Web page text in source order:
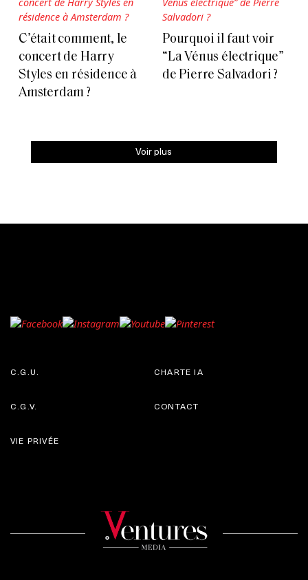
C’était comment, le
concert de Harry
Styles en résidence à
Amsterdam ?
Pourquoi il faut voir
“La Vénus électrique”
de Pierre Salvadori ?
Voir plus
C.G.U.
C.G.V.
CHARTE IA
CONTACT
VIE PRIVÉE